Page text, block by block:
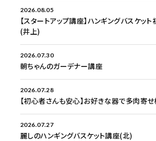
2026.08.05
【スタートアップ講座】ハンギングバスケッ
(井上)
2026.07.30
朝ちゃんのガーデナー講座
2026.07.28
【初心者さんも安心】お好きな器で多肉寄せ
2026.07.27
麗しのハンギングバスケット講座(北)